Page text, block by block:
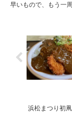
早いもので、もう一周
浜松まつり初